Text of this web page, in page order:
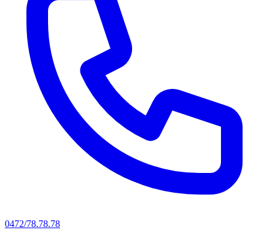
0472/78.78.78